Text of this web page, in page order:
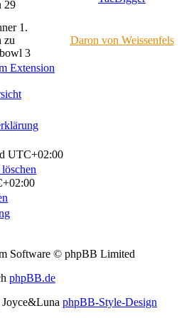
29
1.
zu
3
Daron von Weissenfels
Extension
UTC+02:00
Software © phpBB Limited
phpBB.de
phpBB-Style-Design